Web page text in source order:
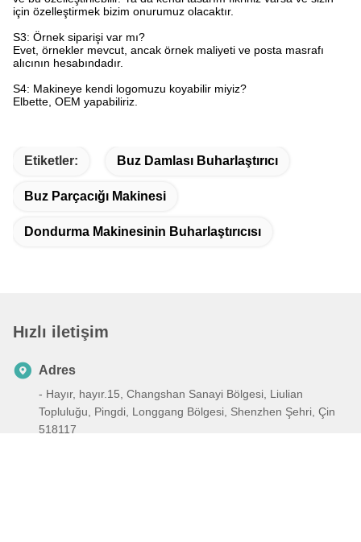
için özelleştirmek bizim onurumuz olacaktır.
S3: Örnek siparişi var mı?
Evet, örnekler mevcut, ancak örnek maliyeti ve posta masrafı
alıcının hesabındadır.
S4: Makineye kendi logomuzu koyabilir miyiz?
Elbette, OEM yapabiliriz.
Etiketler: Buz Damlası Buharlaştırıcı
Buz Parçacığı Makinesi
Dondurma Makinesinin Buharlaştırıcısı
Hızlı iletişim
Adres
- Hayır, hayır.15, Changshan Sanayi Bölgesi, Liulian
Topluluğu, Pingdi, Longgang Bölgesi, Shenzhen Şehri, Çin
518117